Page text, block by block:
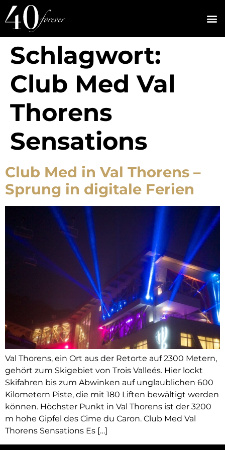
Schlagwort:
Club Med Val
Thorens
Sensations
Club Med in Val Thorens –
Sprung in digitale Ferien
Val Thorens, ein Ort aus der Retorte auf 2300 Metern,
gehört zum Skigebiet von Trois Valleés. Hier lockt
Skifahren bis zum Abwinken auf unglaublichen 600
Kilometern Piste, die mit 180 Liften bewältigt werden
können. Höchster Punkt in Val Thorens ist der 3200
m hohe Gipfel des Cime du Caron. Club Med Val
Thorens Sensations Es […]